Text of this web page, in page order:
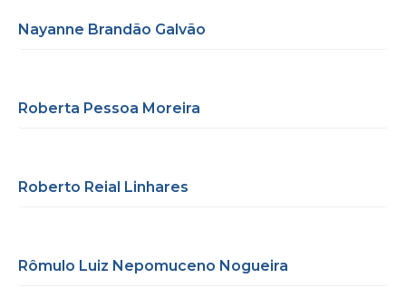
Nayanne Brandão Galvão
Roberta Pessoa Moreira
Roberto Reial Linhares
Rômulo Luiz Nepomuceno Nogueira